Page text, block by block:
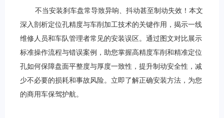
不当安装刹车盘常导致异响、抖动甚至制动失效！本文
深入剖析定位孔精度与车削加工技术的关键作用，揭示一线
维修人员和车队管理者常见的安装误区。通过图文对比展示
标准操作流程与错误案例，助您掌握高精度车削和精准定位
孔如何保障盘面平整度与厚度一致性，提升制动安全性，减
少不必要的损耗和事故风险。立即了解正确安装方法，为您
的商用车保驾护航。